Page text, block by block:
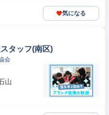
気になる
タッフ(南区)
会
山